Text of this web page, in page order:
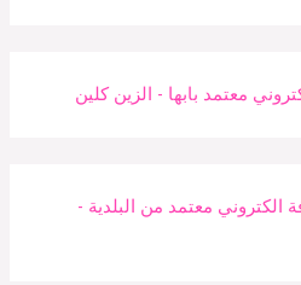
معتمد بابها - الزين كلين
الكتروني معتمد من البلدية -